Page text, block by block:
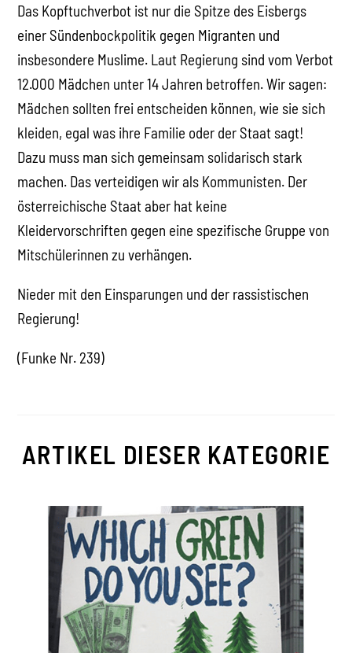
Das Kopftuchverbot ist nur die Spitze des Eisbergs
einer Sündenbockpolitik gegen Migranten und
insbesondere Muslime. Laut Regierung sind vom Verbot
12.000 Mädchen unter 14 Jahren betroffen. Wir sagen:
Mädchen sollten frei entscheiden können, wie sie sich
kleiden, egal was ihre Familie oder der Staat sagt!
Dazu muss man sich gemeinsam solidarisch stark
machen. Das verteidigen wir als Kommunisten. Der
österreichische Staat aber hat keine
Kleidervorschriften gegen eine spezifische Gruppe von
Mitschülerinnen zu verhängen.
Nieder mit den Einsparungen und der rassistischen
Regierung!
(Funke Nr. 239)
ARTIKEL DIESER KATEGORIE